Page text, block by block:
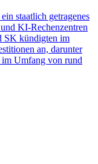
staatlich getragenes
KI-Rechenzentren
SK kündigten im
an, darunter
Umfang von rund